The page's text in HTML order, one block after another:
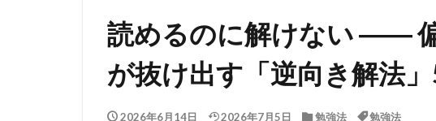
読めるのに解けない ――
が抜け出す「逆向き解法
2026年6月14日 2026年7月5日 勉強法 勉強法